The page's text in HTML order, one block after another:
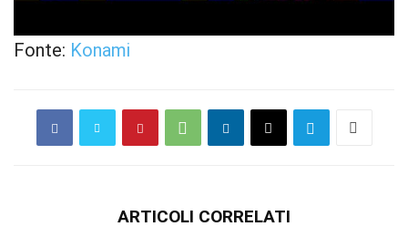
Fonte: Konami
ARTICOLI CORRELATI